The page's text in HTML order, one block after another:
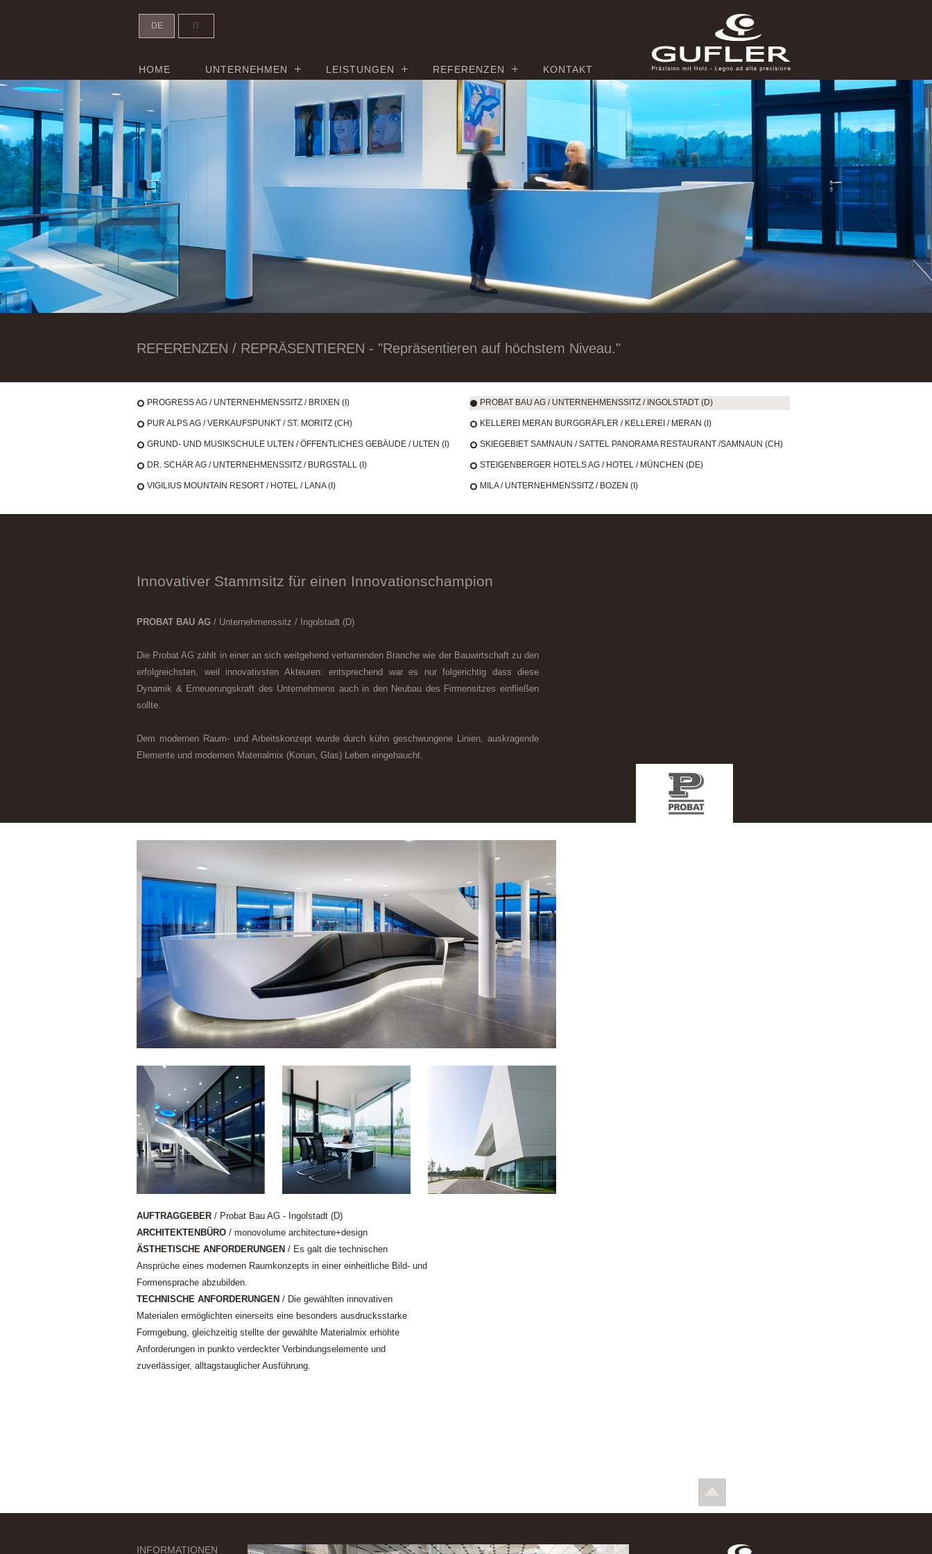
DE IT
HOME UNTERNEHMEN LEISTUNGEN REFERENZEN KONTAKT
Probat - Header Slider - 100%
REFERENZEN / REPRÄSENTIEREN - "Repräsentieren auf höchstem Niveau."
PROGRESS AG / UNTERNEHMENSSITZ / BRIXEN (I) PROBAT BAU AG / UNTERNEHMENSSITZ / INGOLSTADT (D)
PUR ALPS AG / VERKAUFSPUNKT / ST. MORITZ (CH) KELLEREI MERAN BURGGRÄFLER / KELLEREI / MERAN (I)
GRUND- UND MUSIKSCHULE ULTEN / ÖFFENTLICHES GEBÄUDE / ULTEN (I) SKIEGEBIET SAMNAUN / SATTEL PANORAMA RESTAURANT /SAMNAUN (CH)
DR. SCHÄR AG / UNTERNEHMENSSITZ / BURGSTALL (I) STEIGENBERGER HOTELS AG / HOTEL / MÜNCHEN (DE)
VIGILIUS MOUNTAIN RESORT / HOTEL / LANA (I) MILA / UNTERNEHMENSSITZ / BOZEN (I)
Innovativer Stammsitz für einen Innovationschampion
PROBAT BAU AG / Unternehmenssitz / Ingolstadt (D)
Die Probat AG zählt in einer an sich weitgehend verharrenden Branche wie der Bauwirtschaft zu den
erfolgreichsten, weil innovativsten Akteuren: entsprechend war es nur folgerichtig dass diese
Dynamik & Erneuerungskraft des Unternehmens auch in den Neubau des Firmensitzes einfließen
sollte.
Dem modernen Raum- und Arbeitskonzept wurde durch kühn geschwungene Linien, auskragende
Elemente und modernen Materialmix (Korian, Glas) Leben eingehaucht.
AUFTRAGGEBER / Probat Bau AG - Ingolstadt (D)
ARCHITEKTENBÜRO / monovolume architecture+design
ÄSTHETISCHE ANFORDERUNGEN / Es galt die technischen
Ansprüche eines modernen Raumkonzepts in einer einheitliche Bild- und
Formensprache abzubilden.
TECHNISCHE ANFORDERUNGEN / Die gewählten innovativen
Materialen ermöglichten einerseits eine besonders ausdrucksstarke
Formgebung, gleichzeitig stellte der gewählte Materialmix erhöhte
Anforderungen in punkto verdeckter Verbindungselemente und
zuverlässiger, alltagstauglicher Ausführung.
INFORMATIONEN